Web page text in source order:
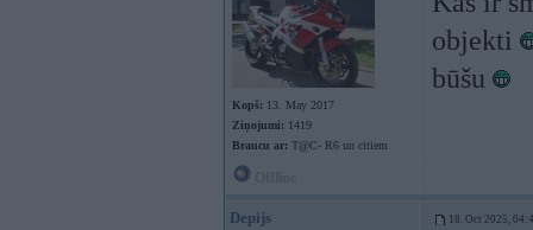
Kopš: 13. May 2017
Ziņojumi: 1419
Braucu ar: T@C- R6 un citiem
objekti
būšu
Depijs 18. Oct 2025,